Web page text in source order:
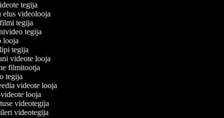
tegija
elus videolooja
filmi tegija
tegija
looja
tegija
videote looja
filmitootja
tegija
videote looja
videote looja
videotegija
videotegija